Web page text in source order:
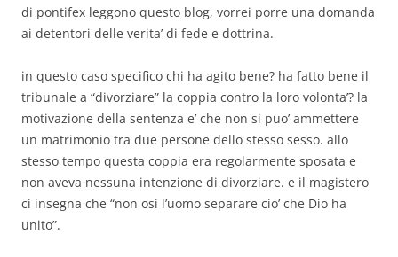
di pontifex leggono questo blog, vorrei porre una domanda
ai detentori delle verita’ di fede e dottrina.
in questo caso specifico chi ha agito bene? ha fatto bene il
tribunale a “divorziare” la coppia contro la loro volonta’? la
motivazione della sentenza e’ che non si puo’ ammettere
un matrimonio tra due persone dello stesso sesso. allo
stesso tempo questa coppia era regolarmente sposata e
non aveva nessuna intenzione di divorziare. e il magistero
ci insegna che “non osi l’uomo separare cio’ che Dio ha
unito”.